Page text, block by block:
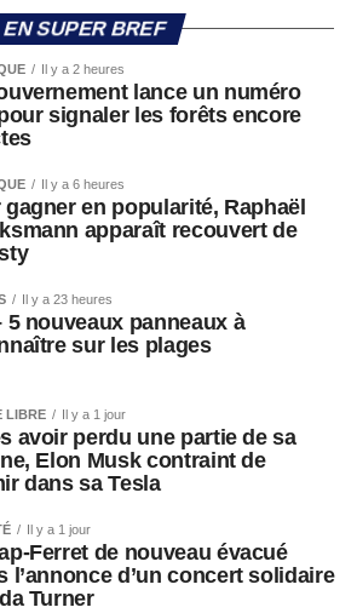
EN SUPER BREF
Il y a 2 heures
lance un numéro
signaler les forêts encore
Il y a 6 heures
gagner en popularité, Raphaël
apparaît recouvert de
Il y a 23 heures
5 nouveaux panneaux à
sur les plages
LIBRE Il y a 1 jour
avoir perdu une partie de sa
Elon Musk contraint de
dans sa Tesla
Il y a 1 jour
Ferret de nouveau évacué
l’annonce d’un concert solidaire
Turner